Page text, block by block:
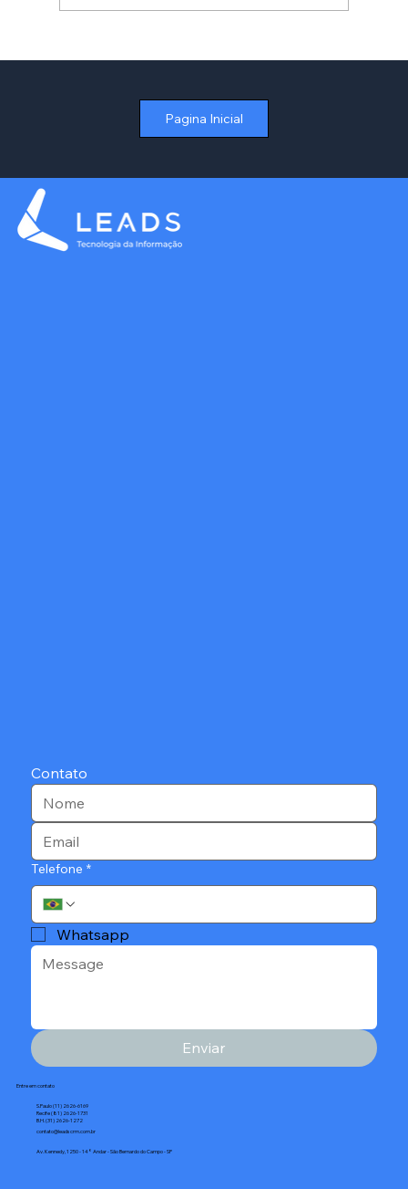
Pagina Inicial
Planilhas
Contato
Telefone *
Whatsapp
Enviar
Entre em contato
S.Paulo (11) 2626-6169
Recife (81) 2626-1731
B.H. (31) 2626-1272
contato@leadscrm.com.br
Av. Kennedy, 1250 - 14° Andar - São Bernardo do Campo - SP